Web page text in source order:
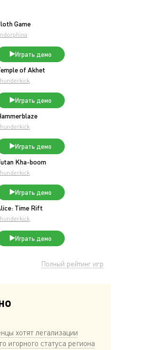
Game
Играть демо
of Akhet
Играть демо
Играть демо
Kha-boom
Играть демо
Time Rift
Играть демо
Полный рейтинг игр
хотят легализации
игорного статуса региона